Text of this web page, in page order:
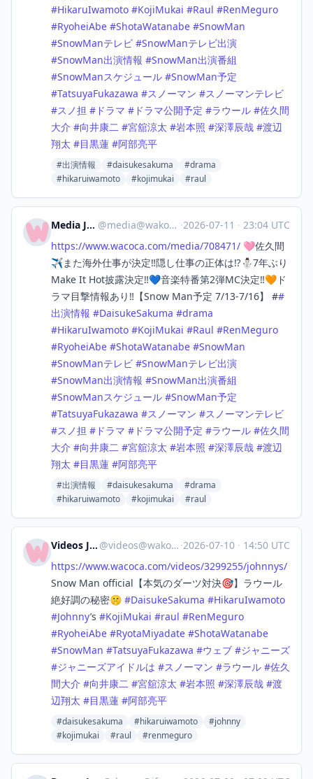
#HikaruIwamoto #KojiMukai #Raul #RenMeguro
#RyoheiAbe #ShotaWatanabe #SnowMan
#SnowManテレビ #SnowManテレビ出演
#SnowMan出演情報 #SnowMan出演番組
#SnowManスケジュール #SnowMan予定
#TatsuyaFukazawa #スノーマン #スノーマンテレビ
#スノ担 # ドラマ # ドラマ公開予定 #ラウール #佐久間
大介 #向井康二 #宮舘涼太 #岩本照 #深澤辰哉 #渡辺
翔太 #目黒蓮 #阿部亮平
#出演情報 #daisukesakuma
#drama
#hikaruiwamoto
#kojimukai #raul
Media Japan @media@wakoka.com ·2026-07-11 · 23:04 UTC
https://www.wacoca.com/media/708471/ 🩷佐久間
✈️また海外仕事が決定‼️隠し仕事の正体は⁉️⛄7年ぶり
Make It Hot披露決定‼️💙音楽特番第2弾MC決定️‼️🧡ド
ラマ目撃情報あり️‼️【Snow Man予定 7/13-7/16】 ##
出演情報 #DaisukeSakuma #drama
#HikaruIwamoto #KojiMukai #Raul #RenMeguro
#RyoheiAbe #ShotaWatanabe #SnowMan
#SnowManテレビ #SnowManテレビ出演
#SnowMan出演情報 #SnowMan出演番組
#SnowManスケジュール #SnowMan予定
#TatsuyaFukazawa #スノーマン #スノーマンテレビ
#スノ担 # ドラマ # ドラマ公開予定 #ラウール #佐久間
大介 #向井康二 #宮舘涼太 #岩本照 #深澤辰哉 #渡辺
翔太 #目黒蓮 #阿部亮平
#出演情報 #daisukesakuma
#drama
#hikaruiwamoto
#kojimukai #raul
Videos Japan @videos@wakoka.com ·2026-07-10 · 14:50 UTC
https://www.wacoca.com/videos/3299255/johnnys/
Snow Man official【本気のダーツ対決🎯】ラウール
絶好調の秘密🤫 #DaisukeSakuma #HikaruIwamoto
#Johnny’s #KojiMukai #raul #RenMeguro
#RyoheiAbe #RyotaMiyadate #ShotaWatanabe
#SnowMan #TatsuyaFukazawa #ウェブ #ジャニーズ
#ジャニーズアイドルは #スノーマン #ラウール #佐久
間大介 #向井康二 #宮舘涼太 #岩本照 #深澤辰哉 #渡
辺翔太 #目黒蓮 #阿部亮平
#daisukesakuma #hikaruiwamoto
#johnny
#kojimukai
#raul #renmeguro